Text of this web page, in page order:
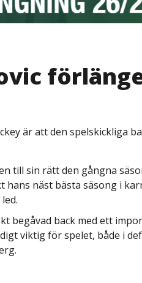
är att den spelskickliga
till sin rätt den gångna
hans näst bästa säsong i
begåvad back med ett
viktig för spelet, både i